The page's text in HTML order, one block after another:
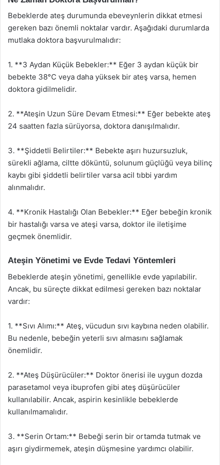
Bebeklerde ateş durumunda ebeveynlerin dikkat etmesi
gereken bazı önemli noktalar vardır. Aşağıdaki durumlarda
mutlaka doktora başvurulmalıdır:
1. **3 Aydan Küçük Bebekler:** Eğer 3 aydan küçük bir
bebekte 38°C veya daha yüksek bir ateş varsa, hemen
doktora gidilmelidir.
2. **Ateşin Uzun Süre Devam Etmesi:** Eğer bebekte ateş
24 saatten fazla sürüyorsa, doktora danışılmalıdır.
3. **Şiddetli Belirtiler:** Bebekte aşırı huzursuzluk,
sürekli ağlama, ciltte döküntü, solunum güçlüğü veya bilinç
kaybı gibi şiddetli belirtiler varsa acil tıbbi yardım
alınmalıdır.
4. **Kronik Hastalığı Olan Bebekler:** Eğer bebeğin kronik
bir hastalığı varsa ve ateşi varsa, doktor ile iletişime
geçmek önemlidir.
Ateşin Yönetimi ve Evde Tedavi Yöntemleri
Bebeklerde ateşin yönetimi, genellikle evde yapılabilir.
Ancak, bu süreçte dikkat edilmesi gereken bazı noktalar
vardır:
1. **Sıvı Alımı:** Ateş, vücudun sıvı kaybına neden olabilir.
Bu nedenle, bebeğin yeterli sıvı almasını sağlamak
önemlidir.
2. **Ateş Düşürücüler:** Doktor önerisi ile uygun dozda
parasetamol veya ibuprofen gibi ateş düşürücüler
kullanılabilir. Ancak, aspirin kesinlikle bebeklerde
kullanılmamalıdır.
3. **Serin Ortam:** Bebeği serin bir ortamda tutmak ve
aşırı giydirmemek, ateşin düşmesine yardımcı olabilir.